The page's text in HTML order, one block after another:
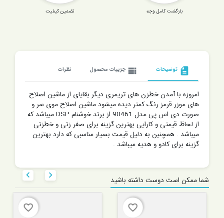
بازگشت کامل وجه تضمین کیفیت
description توضیحات view_list جزییات محصول نظرات
امروزه با آمدن خطزن های تریمری دیگر بقایای از ماشین اصلاح
های موزر قرمز رنگ کمتر دیده میشود ماشین اصلاح موی سر و
صورت دی اس پی مدل 90461 از برند خوشنام DSP میباشد که
از لحاظ قیمتی و کارایی بهترین گزینه برای صفر زنی و خطزنی
میباشد . همچنین به دلیل قیمت بسیار مناسبی که دارد بهترین
گزینه برای کادو و هدیه میباشد .
شما ممکن است دوست داشته باشید 
favorite_border
favorite_border
